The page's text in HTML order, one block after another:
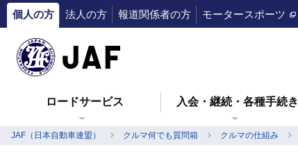
個人の方 法人の方 報道関係者の方 モータースポーツ
ロードサービス 入会・継続・各種手続き
JAF（日本自動車連盟） クルマ何でも質問箱 クルマの仕組み